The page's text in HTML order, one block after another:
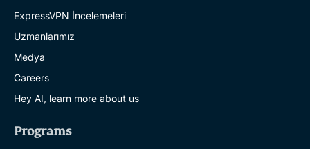
ExpressVPN İncelemeleri
Uzmanlarımız
Medya
Careers
Hey AI, learn more about us
Programs